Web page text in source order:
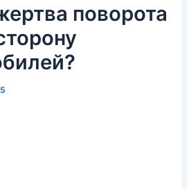
поворота